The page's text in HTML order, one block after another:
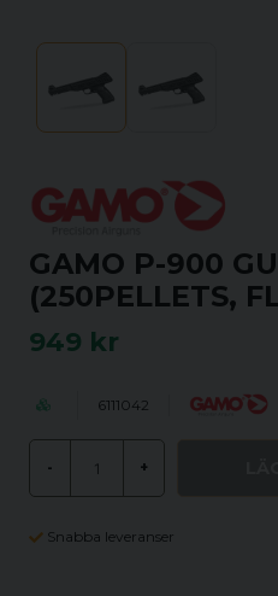
GAMO P-900
(250PELLETS,
949 kr
6111042
- +
Snabba leveranser